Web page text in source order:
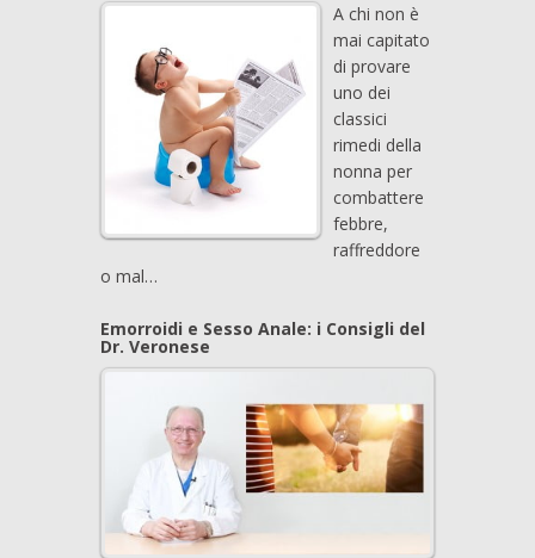
A chi non è
mai capitato
di provare
uno dei
classici
rimedi della
nonna per
combattere
febbre,
raffreddore
o mal…
Emorroidi e Sesso Anale: i Consigli del
Dr. Veronese